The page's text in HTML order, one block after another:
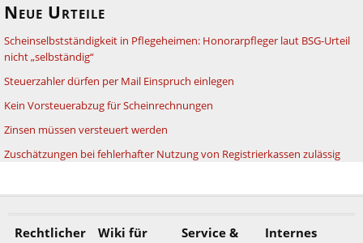
Neue Urteile
Scheinselbstständigkeit in Pflegeheimen: Honorarpfleger laut BSG-Urteil
nicht „selbständig“
Steuerzahler dürfen per Mail Einspruch einlegen
Kein Vorsteuerabzug für Scheinrechnungen
Zinsen müssen versteuert werden
Zuschätzungen bei fehlerhafter Nutzung von Registrierkassen zulässig
Rechtlicher
Wiki für
Service &
Internes